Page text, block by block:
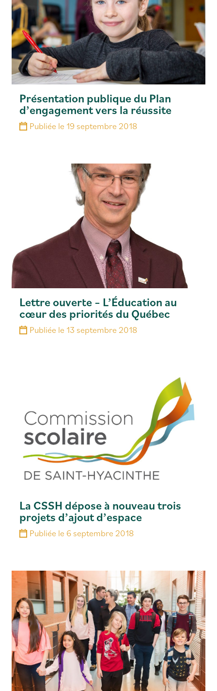
Présentation publique du Plan
d’engagement vers la réussite
Publiée le 19 septembre 2018
Lettre ouverte – L’Éducation au
cœur des priorités du Québec
Publiée le 13 septembre 2018
La CSSH dépose à nouveau trois
projets d’ajout d’espace
Publiée le 6 septembre 2018